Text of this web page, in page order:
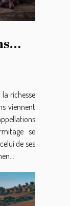
richesse
viennent
se
de ses